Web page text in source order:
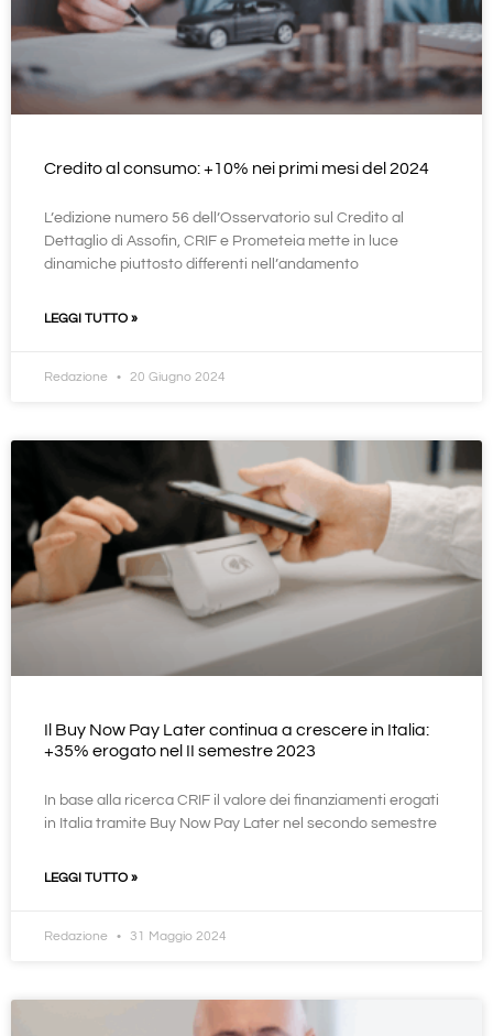
Credito al consumo: +10% nei primi mesi del 2024
L’edizione numero 56 dell’Osservatorio sul Credito al
Dettaglio di Assofin, CRIF e Prometeia mette in luce
dinamiche piuttosto differenti nell’andamento
LEGGI TUTTO »
Redazione 20 Giugno 2024
Il Buy Now Pay Later continua a crescere in Italia:
+35% erogato nel II semestre 2023
In base alla ricerca CRIF il valore dei finanziamenti erogati
in Italia tramite Buy Now Pay Later nel secondo semestre
LEGGI TUTTO »
Redazione 31 Maggio 2024